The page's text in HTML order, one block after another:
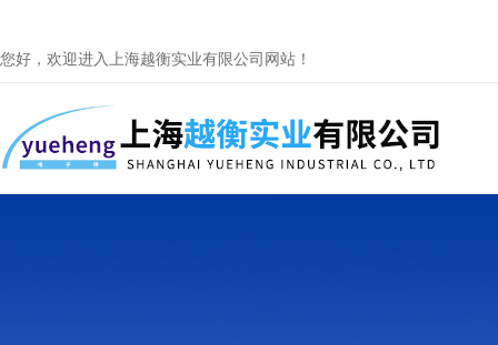
您好，欢迎进入上海越衡实业有限公司网站！